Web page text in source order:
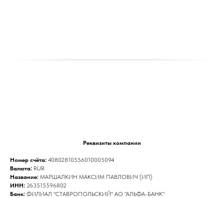
Реквизиты компании
Номер счёта: 40802810556010005094
Валюта: RUR
Название: МАРШАЛКИН МАКСИМ ПАВЛОВИЧ (ИП)
ИНН: 263515596802
Банк: ФИЛИАЛ "СТАВРОПОЛЬСКИЙ" АО "АЛЬФА-БАНК"